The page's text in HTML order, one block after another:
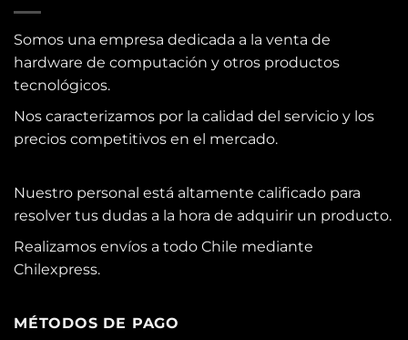
Somos una empresa dedicada a la venta de
hardware de computación y otros productos
tecnológicos.
Nos caracterizamos por la calidad del servicio y los
precios competitivos en el mercado.
Nuestro personal está altamente calificado para
resolver tus dudas a la hora de adquirir un producto.
Realizamos envíos a todo Chile mediante
Chilexpress.
MÉTODOS DE PAGO